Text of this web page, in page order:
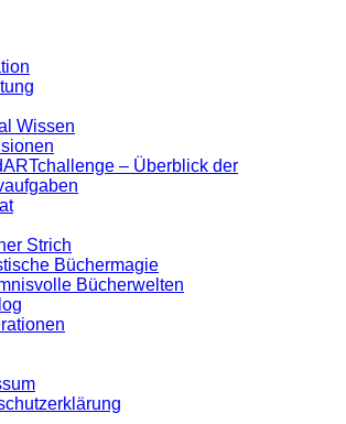
Wissen
– Überblick der
Strich
Büchermagie
Bücherwelten